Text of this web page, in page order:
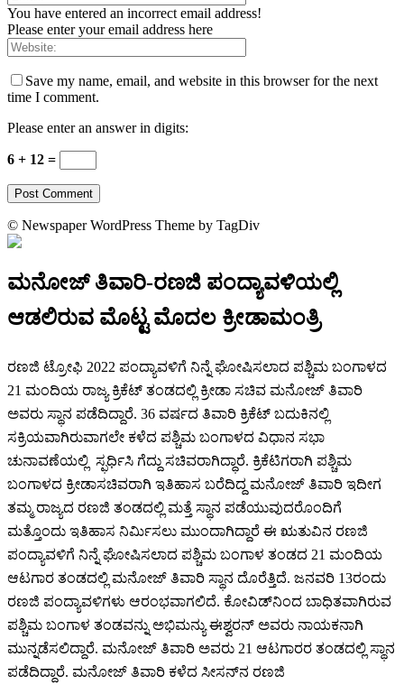
You have entered an incorrect email address!
Please enter your email address here
Save my name, email, and website in this browser for the next
time I comment.
Please enter an answer in digits:
6 + 12 =
© Newspaper WordPress Theme by TagDiv
ಮನೋಜ್ ತಿವಾರಿ-ರಣಜಿ ಪಂದ್ಯಾವಳಿಯಲ್ಲಿ
ಆಡಲಿರುವ ಮೊಟ್ಟ ಮೊದಲ ಕ್ರೀಡಾಮಂತ್ರಿ
ರಣಜಿ ಟ್ರೋಫಿ 2022 ಪಂದ್ಯಾವಳಿಗೆ ನಿನ್ನೆ ಘೋಷಿಸಲಾದ ಪಶ್ಚಿಮ ಬಂಗಾಳದ
21 ಮಂದಿಯ ರಾಜ್ಯ ಕ್ರಿಕೆಟ್ ತಂಡದಲ್ಲಿ ಕ್ರೀಡಾ ಸಚಿವ ಮನೋಜ್ ತಿವಾರಿ
ಅವರು ಸ್ಥಾನ ಪಡೆದಿದ್ದಾರೆ. 36 ವರ್ಷದ ತಿವಾರಿ ಕ್ರಿಕೆಟ್ ಬದುಕಿನಲ್ಲಿ
ಸಕ್ರಿಯವಾಗಿರುವಾಗಲೇ ಕಳೆದ ಪಶ್ಚಿಮ ಬಂಗಾಳದ ವಿಧಾನ ಸಭಾ
ಚುನಾವಣೆಯಲ್ಲಿ ಸ್ಫರ್ಧಿಸಿ ಗೆದ್ದು ಸಚಿವರಾಗಿದ್ಧಾರೆ. ಕ್ರಿಕೆಟಿಗರಾಗಿ ಪಶ್ಚಿಮ
ಬಂಗಾಳದ ಕ್ರೀಡಾಸಚಿವರಾಗಿ ಇತಿಹಾಸ ಬರೆದಿದ್ದ ಮನೋಜ್ ತಿವಾರಿ ಇದೀಗ
ತಮ್ಮ ರಾಜ್ಯದ ರಣಜಿ ತಂಡದಲ್ಲಿ ಮತ್ತೆ ಸ್ಥಾನ ಪಡೆಯುವುದರೊಂದಿಗೆ
ಮತ್ತೊಂದು ಇತಿಹಾಸ ನಿರ್ಮಿಸಲು ಮುಂದಾಗಿದ್ದಾರೆ ಈ ಋತುವಿನ ರಣಜಿ
ಪಂದ್ಯಾವಳಿಗೆ ನಿನ್ನೆ ಘೋಷಿಸಲಾದ ಪಶ್ಚಿಮ ಬಂಗಾಳ ತಂಡದ 21 ಮಂದಿಯ
ಆಟಗಾರ ತಂಡದಲ್ಲಿ ಮನೋಜ್ ತಿವಾರಿ ಸ್ಥಾನ ದೊರೆತ್ತಿದೆ. ಜನವರಿ 13ರಂದು
ರಣಜಿ ಪಂದ್ಯಾವಳಿಗಳು ಆರಂಭವಾಗಲಿದೆ. ಕೋವಿಡ್​ನಿಂದ ಬಾಧಿತವಾಗಿರುವ
ಪಶ್ಚಿಮ ಬಂಗಾಳ ತಂಡವನ್ನು ಅಭಿಮನ್ಯು ಈಶ್ವರನ್ ಅವರು ನಾಯಕನಾಗಿ
ಮುನ್ನಡೆಸಲಿದ್ದಾರೆ. ಮನೋಜ್ ತಿವಾರಿ ಅವರು 21 ಆಟಗಾರರ ತಂಡದಲ್ಲಿ ಸ್ಥಾನ
ಪಡೆದಿದ್ದಾರೆ. ಮನೋಜ್ ತಿವಾರಿ ಕಳೆದ ಸೀಸನ್​ನ ರಣಜಿ